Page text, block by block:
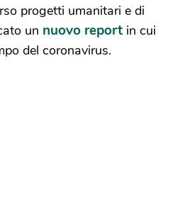
progetti umanitari e di
un nuovo report in cui
del coronavirus.